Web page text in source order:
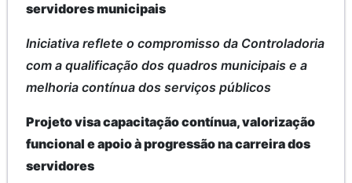
servidores municipais
Iniciativa reflete o compromisso da Controladoria
com a qualificação dos quadros municipais e a
melhoria contínua dos serviços públicos
Projeto visa capacitação contínua, valorização
funcional e apoio à progressão na carreira dos
servidores